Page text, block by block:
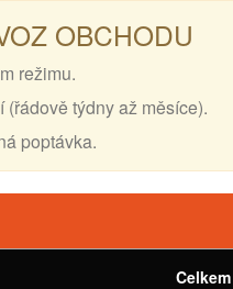
OBCHODU
režimu.
týdny až měsíce).
poptávka.